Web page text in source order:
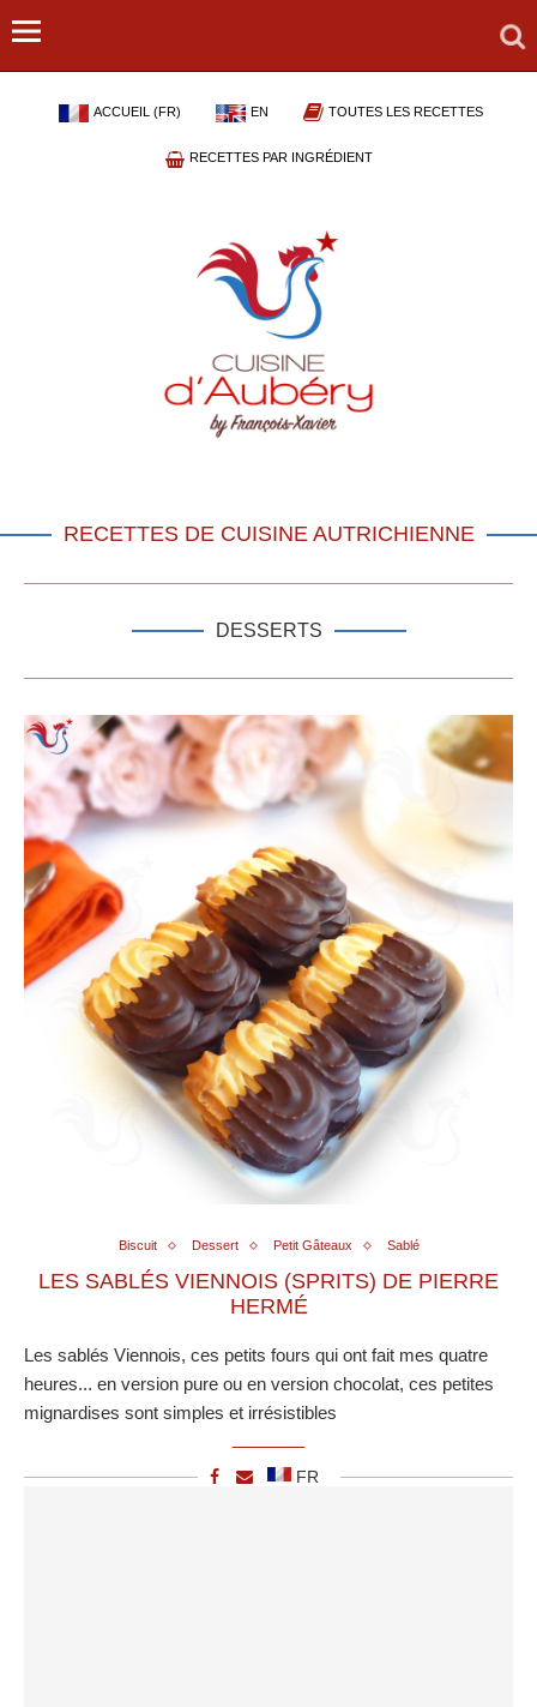
ACCUEIL (FR) EN TOUTES LES RECETTES
RECETTES PAR INGRÉDIENT
RECETTES DE CUISINE AUTRICHIENNE
DESSERTS
Biscuit Dessert Petit Gâteaux Sablé
LES SABLÉS VIENNOIS (SPRITS) DE PIERRE
HERMÉ
Les sablés Viennois, ces petits fours qui ont fait mes quatre
heures... en version pure ou en version chocolat, ces petites
mignardises sont simples et irrésistibles
FR